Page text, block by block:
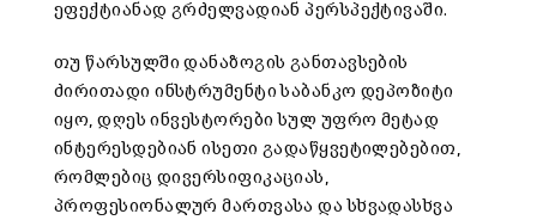
ეფექტიანად გრძელვადიან პერსპექტივაში.
თუ წარსულში დანაზოგის განთავსების
ძირითადი ინსტრუმენტი საბანკო დეპოზიტი
იყო, დღეს ინვესტორები სულ უფრო მეტად
ინტერესდებიან ისეთი გადაწყვეტილებებით,
რომლებიც დივერსიფიკაციას,
პროფესიონალურ მართვასა და სხვადასხვა